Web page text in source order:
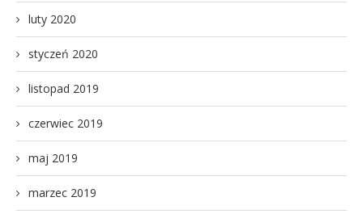
luty 2020
styczeń 2020
listopad 2019
czerwiec 2019
maj 2019
marzec 2019